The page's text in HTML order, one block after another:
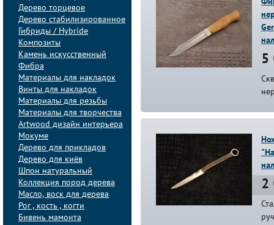
Дерево торцевое
Дерево стабилизированное
Гибриды / Hybride
Композиты
Камень искусственный
Фибра
Материалы для накладок
Винты для накладок
Материалы для резьбы
Материалы для творчества
Artwood дизайн интерьера
Мокуме
Дерево для прикладов
Дерево для киёв
Шпон натуральный
Коллекция пород дерева
Масло, воск для дерева
Рог , кость , когти
Бивень мамонта
5
2